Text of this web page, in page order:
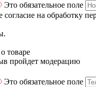
Это обязательное поле
на обработку
товаре
пройдет модерацию
Это обязательное поле